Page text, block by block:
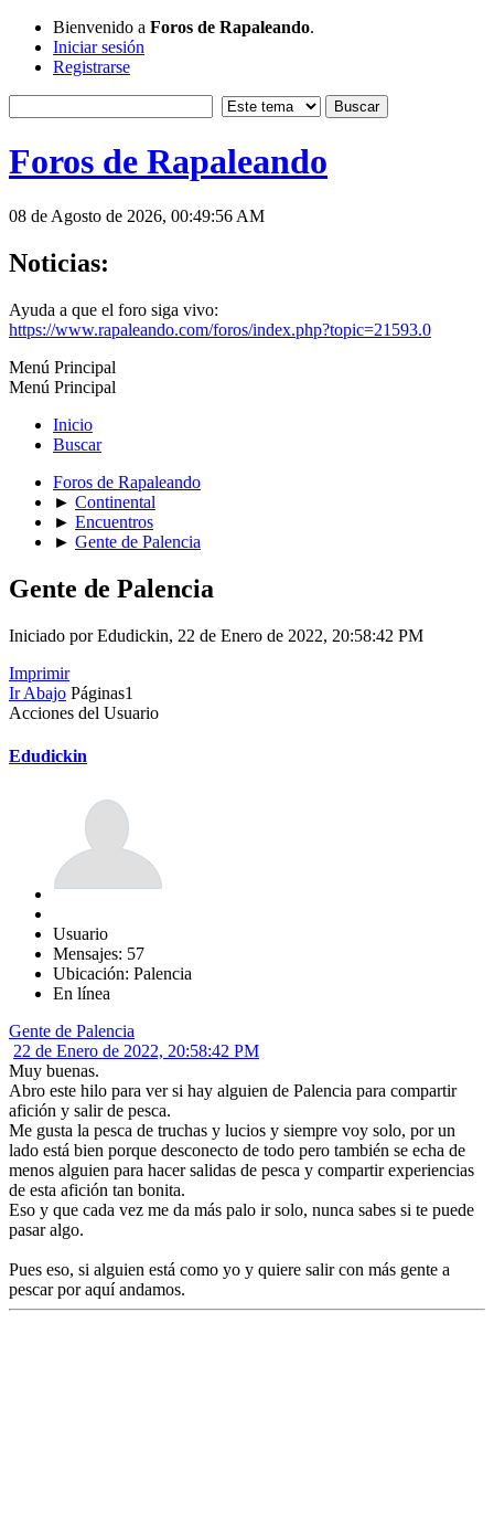
Bienvenido a Foros de Rapaleando.
Iniciar sesión
Registrarse
Foros de Rapaleando
08 de Agosto de 2026, 00:49:56 AM
Noticias:
Ayuda a que el foro siga vivo:
https://www.rapaleando.com/foros/index.php?topic=21593.0
Menú Principal
Menú Principal
Inicio
Buscar
Foros de Rapaleando
► Continental
► Encuentros
► Gente de Palencia
Gente de Palencia
Iniciado por Edudickin, 22 de Enero de 2022, 20:58:42 PM
Imprimir
Ir Abajo Páginas1
Acciones del Usuario
Edudickin
Usuario
Mensajes: 57
Ubicación: Palencia
En línea
Gente de Palencia
22 de Enero de 2022, 20:58:42 PM
Muy buenas.
Abro este hilo para ver si hay alguien de Palencia para compartir
afición y salir de pesca.
Me gusta la pesca de truchas y lucios y siempre voy solo, por un
lado está bien porque desconecto de todo pero también se echa de
menos alguien para hacer salidas de pesca y compartir experiencias
de esta afición tan bonita.
Eso y que cada vez me da más palo ir solo, nunca sabes si te puede
pasar algo.
Pues eso, si alguien está como yo y quiere salir con más gente a
pescar por aquí andamos.